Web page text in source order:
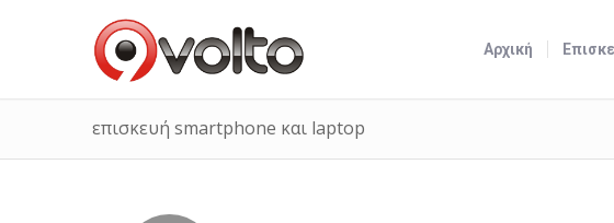
Αρχική
επισκευή smartphone και laptop